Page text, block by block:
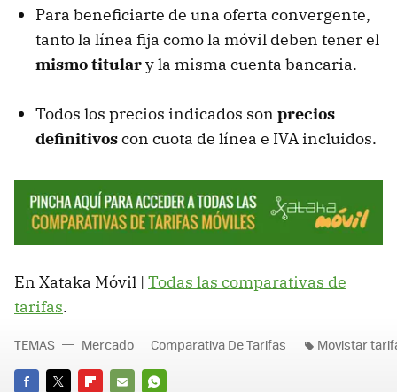
Para beneficiarte de una oferta convergente,
tanto la línea fija como la móvil deben tener el
mismo titulary la misma cuenta bancaria.
Todos los precios indicados son precios
definitivoscon cuota de línea e IVA incluidos.
En Xataka Móvil | Todas las comparativas de
tarifas.
TEMAS Mercado Comparativa De Tarifas Movistar